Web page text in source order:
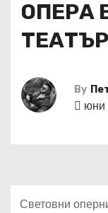
ОПЕРА
By
юни
Световни